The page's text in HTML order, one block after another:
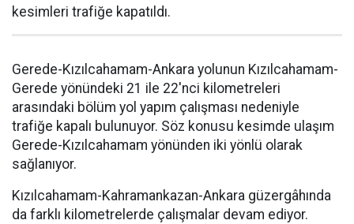
kesimleri trafiğe kapatıldı.
Gerede-Kızılcahamam-Ankara yolunun Kızılcahamam-
Gerede yönündeki 21 ile 22'nci kilometreleri
arasındaki bölüm yol yapım çalışması nedeniyle
trafiğe kapalı bulunuyor. Söz konusu kesimde ulaşım
Gerede-Kızılcahamam yönünden iki yönlü olarak
sağlanıyor.
Kızılcahamam-Kahramankazan-Ankara güzergâhında
da farklı kilometrelerde çalışmalar devam ediyor.